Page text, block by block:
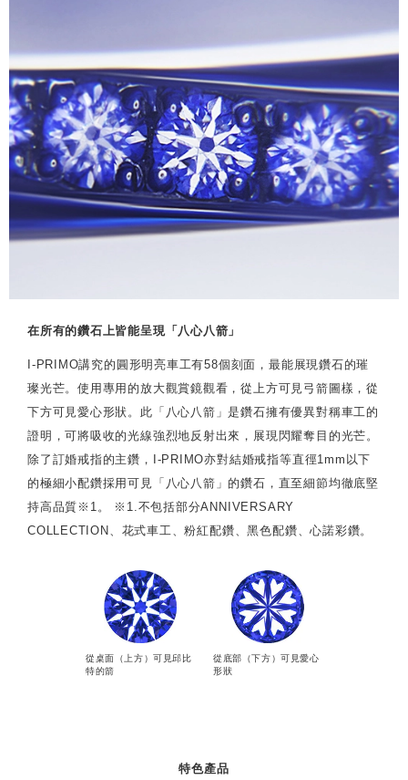
在所有的鑽石上皆能呈現「八心八箭」
I-PRIMO講究的圓形明亮車工有58個刻面，最能展現鑽石的璀
璨光芒。使用專用的放大觀賞鏡觀看，從上方可見弓箭圖樣，從
下方可見愛心形狀。此「八心八箭」是鑽石擁有優異對稱車工的
證明，可將吸收的光線強烈地反射出來，展現閃耀奪目的光芒。
除了訂婚戒指的主鑽，I-PRIMO亦對結婚戒指等直徑1mm以下
的極細小配鑽採用可見「八心八箭」的鑽石，直至細節均徹底堅
持高品質※1。 ※1.不包括部分ANNIVERSARY
COLLECTION、花式車工、粉紅配鑽、黑色配鑽、心諾彩鑽。
從桌面（上方）可見邱比
特的箭
從底部（下方）可見愛心
形狀
特色產品